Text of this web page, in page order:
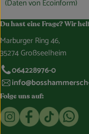
(Daten von Ecoinform)
Du hast eine Frage? Wir
Marburger Ring 46,
35274 Großseelheim
064228976-0
Folge uns auf:
Externer Link zu
Externer Link